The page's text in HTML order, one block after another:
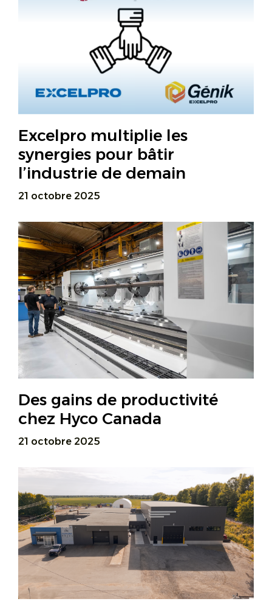
Excelpro multiplie les
synergies pour bâtir
l’industrie de demain
21 octobre 2025
Des gains de productivité
chez Hyco Canada
21 octobre 2025